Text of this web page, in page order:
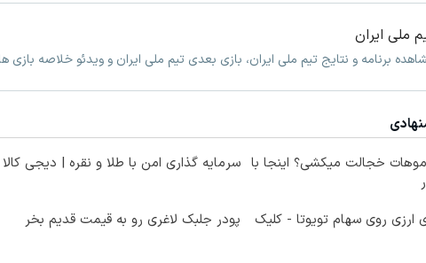
ملی ایران
برنامه و نتایج تیم ملی ایران، بازی بعدی تیم ملی ایران و ویدئو خلاصه بازی
خجالت میکشی؟ اینجا با سرمایه گذاری امن با طلا و نقره | دیجی کالا
ارزی روی سهام تویوتا - کلیک
پودر جلبک لاغری رو به قیمت قدیم بخر